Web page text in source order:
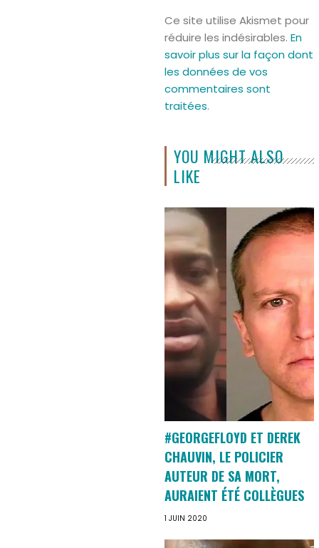
Ce site utilise Akismet pour
réduire les indésirables. En
savoir plus sur la façon dont
les données de vos
commentaires sont
traitées.
YOU MIGHT ALSO
LIKE
#GEORGEFLOYD ET DEREK
CHAUVIN, LE POLICIER
AUTEUR DE SA MORT,
AURAIENT ÉTÉ COLLÈGUES
1 JUIN 2020